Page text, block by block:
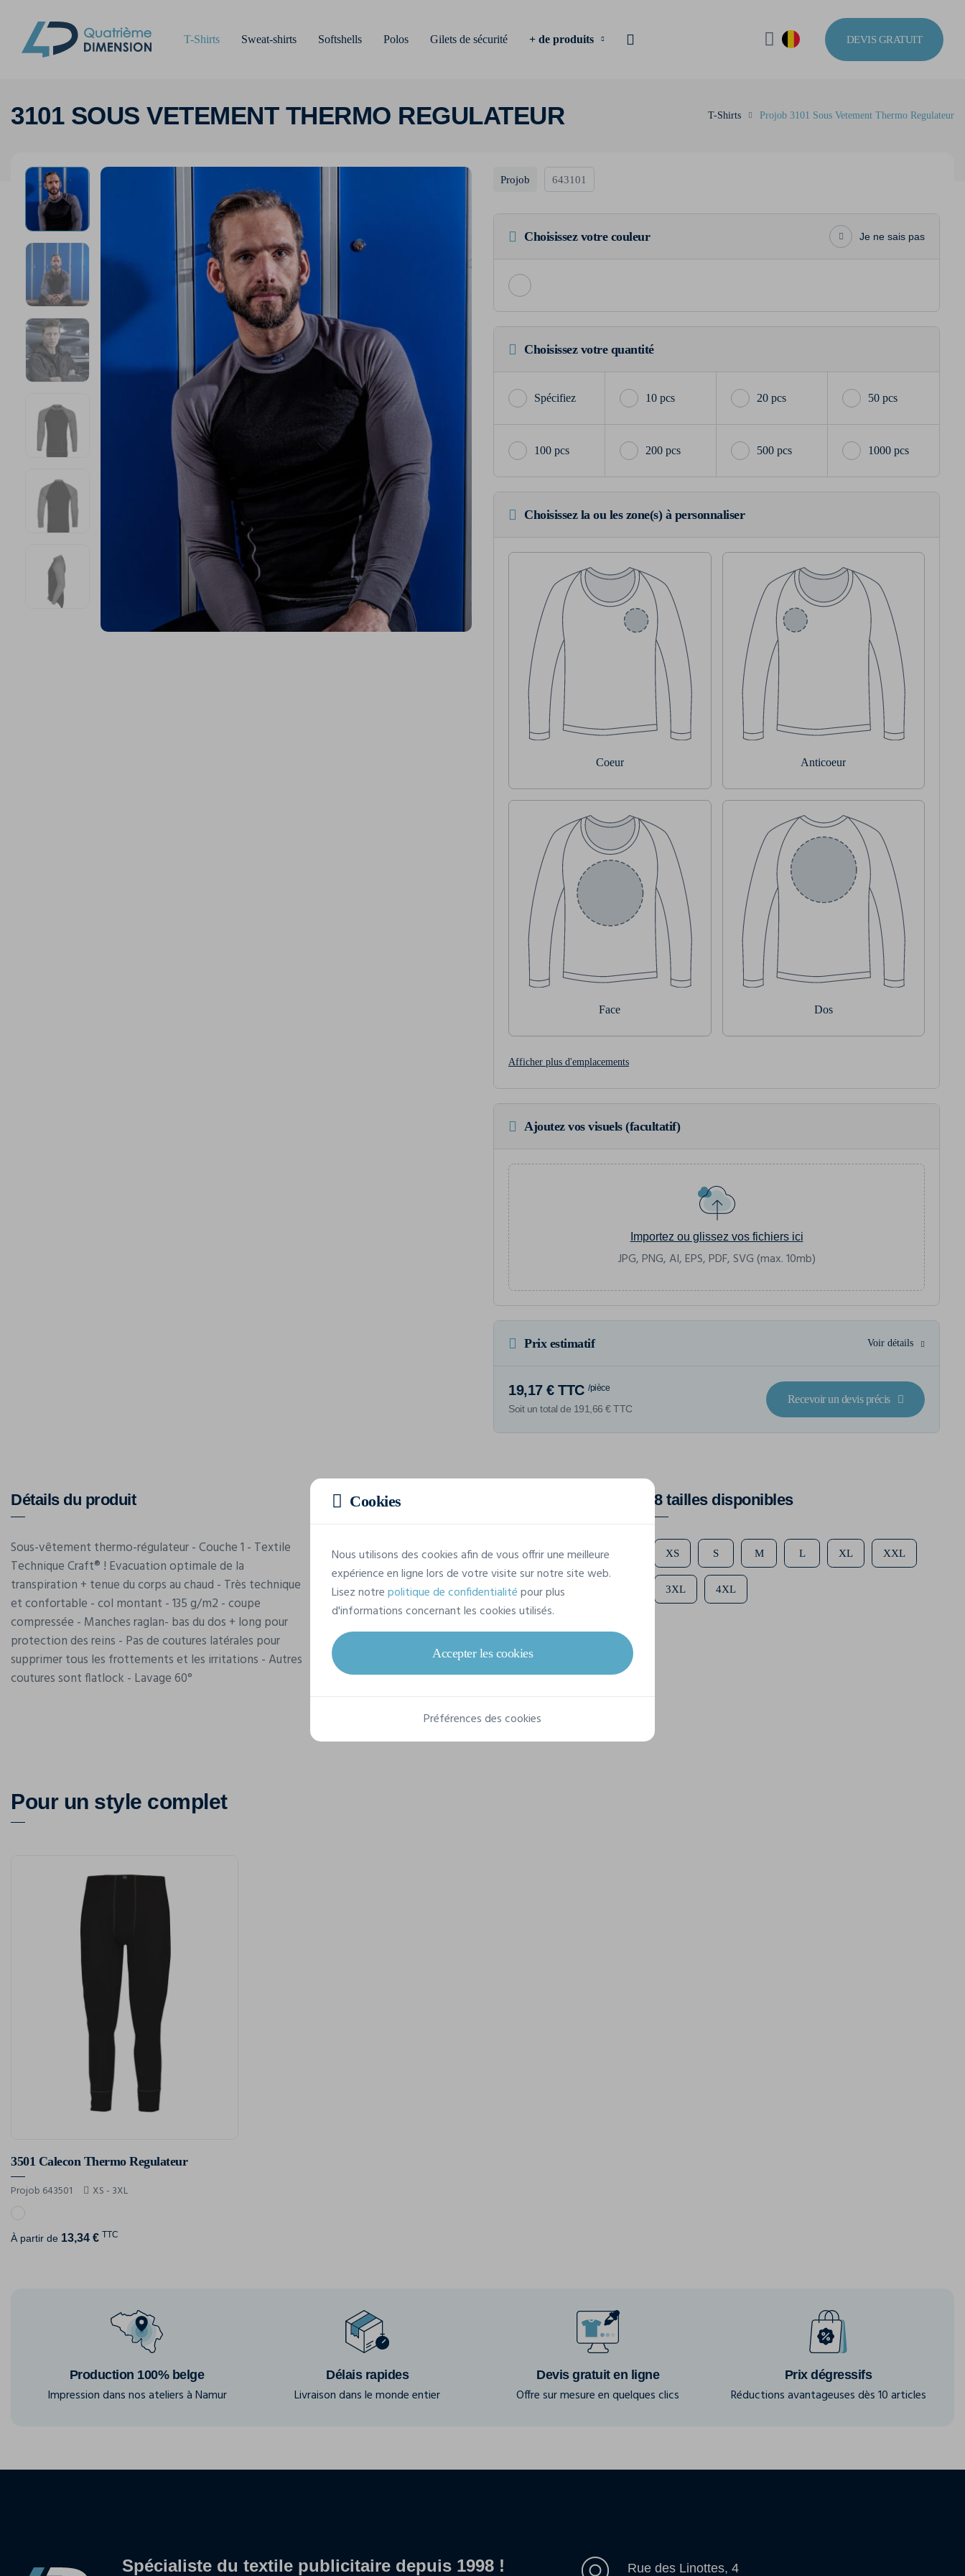
T-Shirts Sweat-shirts Softshells Polos Gilets de sécurité + de produits DEVIS GRATUIT
3101 SOUS VETEMENT THERMO REGULATEUR T-Shirts Projob 3101 Sous Vetement Thermo Regulateur
Projob 643101
Choisissez votre couleur Je ne sais pas
Choisissez votre quantité
10 pcs 20 pcs 50 pcs
100 pcs 200 pcs 500 pcs 1000 pcs
Choisissez la ou les zone(s) à personnaliser
Coeur Anticoeur
Face Dos
Afficher plus d'emplacements
Ajoutez vos visuels (facultatif)
Importez ou glissez vos fichiers ici
JPG, PNG, AI, EPS, PDF, SVG (max. 10mb)
Prix estimatif Voir détails
19,17 € TTC /pièce
Soit un total de 191,66 € TTC
Recevoir un devis précis
Détails du produit
Sous-vêtement thermo-régulateur - Couche 1 - Textile
Technique Craft® ! Evacuation optimale de la
transpiration + tenue du corps au chaud - Très technique
et confortable - col montant - 135 g/m2 - coupe
compressée - Manches raglan- bas du dos + long pour
protection des reins - Pas de coutures latérales pour
supprimer tous les frottements et les irritations - Autres
coutures sont flatlock - Lavage 60°
Caractéristiques
Marque
Projob
Référence
643101
Composition
100% polyester
8 tailles disponibles
XS S M L XL XXL
3XL 4XL
Pour un style complet
3501 Calecon Thermo Regulateur
Projob 643501 XS - 3XL
À partir de 13,34 € TTC
Production 100% belge
Impression dans nos ateliers à Namur
Délais rapides
Livraison dans le monde entier
Devis gratuit en ligne
Offre sur mesure en quelques clics
Prix dégressifs
Réductions avantageuses dès 10 articles
Spécialiste du textile publicitaire depuis 1998 ! Rue des Linottes, 4
Cookies
Nous utilisons des cookies afin de vous offrir une meilleure
expérience en ligne lors de votre visite sur notre site web.
Lisez notrepolitique de confidentialitépour plus
d'informations concernant les cookies utilisés.
Accepter les cookies
Préférences des cookies